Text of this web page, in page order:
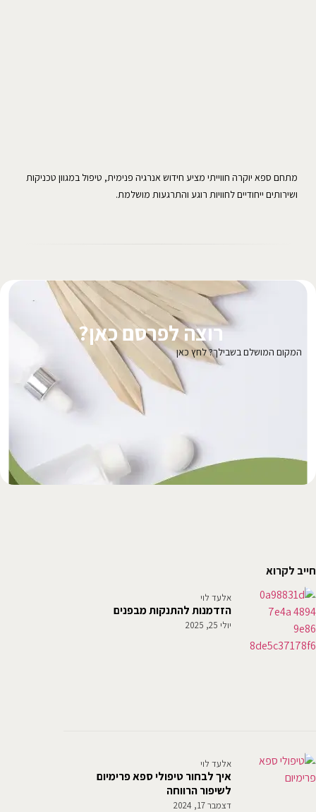
מתחם ספא יוקרה חווייתי מציע חידוש אנרגיה פנימית, טיפול במגוון טכניקות
ושירותים ייחודיים לחוויות רוגע והתרגעות מושלמת.
רוצה לפרסם כאן?
המקום המושלם בשבילך? לחץ כאן
חייב לקרוא
הזדמנות להתנקות מבפנים
אלעד לוי
יולי 25, 2025
איך לבחור טיפולי ספא פרימיום
לשיפור הרווחה
אלעד לוי
דצמבר 17, 2024